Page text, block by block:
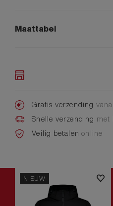
Maattabel
Gratis verzending
Snelle verzending met
Veilig betalenonline
NIEUW